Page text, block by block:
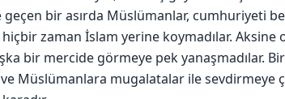
bir asırda Müslümanlar, cumhuriyeti
hiçbir zaman İslam yerine koymadılar.
bir mercide görmeye pek yanaşmadılar.
ve Müslümanlara mugalatalar ile sevdirmeye